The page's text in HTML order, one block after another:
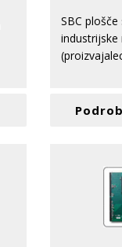
SBC
industrijske